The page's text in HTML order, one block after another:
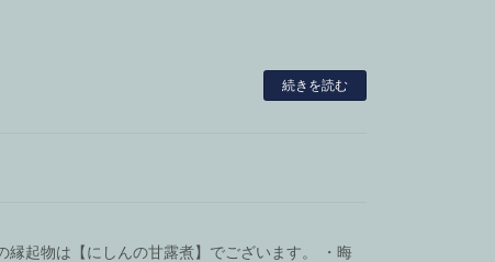
続きを読む
縁起物は【にしんの甘露煮】でございます。 ・晦